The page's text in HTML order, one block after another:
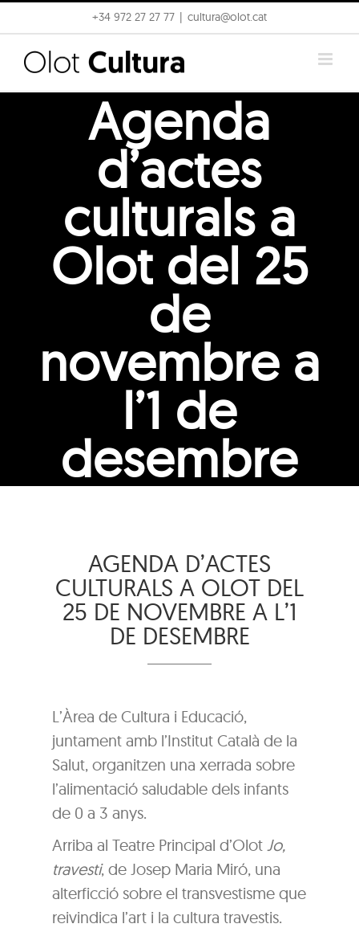
to
content
+34 972 27 27 77 cultura@olot.cat
Agenda
d’actes
culturals a
Olot del 25
de
novembre a
l’1 de
desembre
AGENDA D’ACTES
CULTURALS A OLOT DEL
25 DE NOVEMBRE A L’1
DE DESEMBRE
L’Àrea de Cultura i Educació,
juntament amb l’Institut Català de la
Salut, organitzen una xerrada sobre
l’alimentació saludable dels infants
de 0 a 3 anys.
Arriba al Teatre Principal d’Olot Jo,
travesti, de Josep Maria Miró, una
alterficció sobre el transvestisme que
reivindica l’art i la cultura travestis.